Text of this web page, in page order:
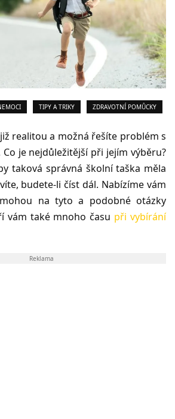
TIPY A TRIKY ZDRAVOTNÍ POMŮCKY
realitou a možná řešíte problém s
je nejdůležitější při jejím výběru?
taková správná školní taška měla
budete-li číst dál. Nabízíme vám
na tyto a podobné otázky
vám také mnoho času při vybírání
Reklama